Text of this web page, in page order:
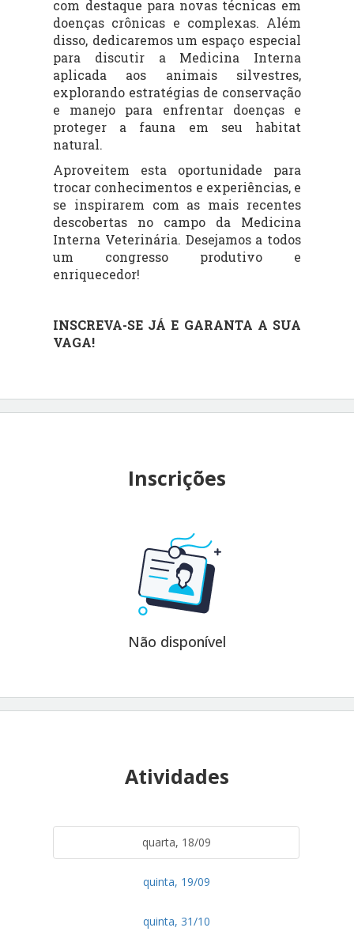
com destaque para novas técnicas em
doenças crônicas e complexas. Além
disso, dedicaremos um espaço especial
para discutir a Medicina Interna
aplicada aos animais silvestres,
explorando estratégias de conservação
e manejo para enfrentar doenças e
proteger a fauna em seu habitat
natural.
Aproveitem esta oportunidade para
trocar conhecimentos e experiências, e
se inspirarem com as mais recentes
descobertas no campo da Medicina
Interna Veterinária. Desejamos a todos
um congresso produtivo e
enriquecedor!
INSCREVA-SE JÁ E GARANTA A SUA
VAGA!
Inscrições
Não disponível
Atividades
quarta, 18/09
quinta, 19/09
quinta, 31/10